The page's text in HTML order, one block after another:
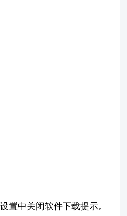
置中关闭软件下载提示。